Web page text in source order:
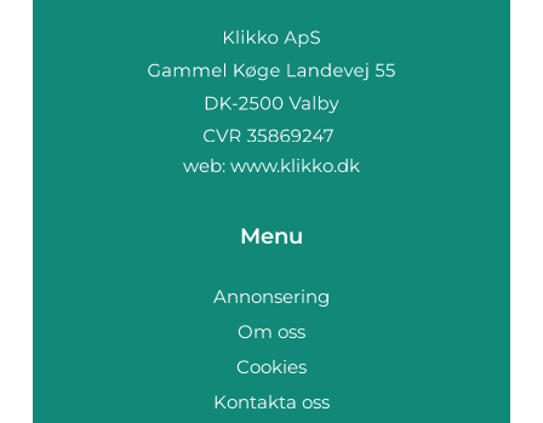
web: www.klikko.dk
Menu
Annonsering
Om oss
Cookies
Kontakta oss